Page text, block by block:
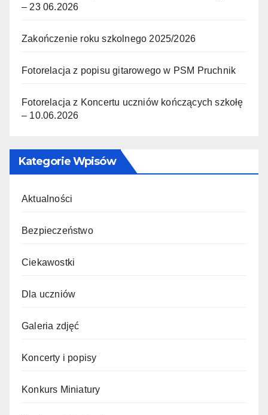
– 23 06.2026
Zakończenie roku szkolnego 2025/2026
Fotorelacja z popisu gitarowego w PSM Pruchnik
Fotorelacja z Koncertu uczniów kończących szkołę
– 10.06.2026
Kategorie Wpisów
Aktualności
Bezpieczeństwo
Ciekawostki
Dla uczniów
Galeria zdjęć
Koncerty i popisy
Konkurs Miniatury